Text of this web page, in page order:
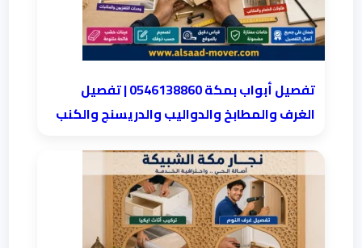
تفصيل أبواب بمكة 0546138860 | تفصيل
الغرف والمطابخ والدواليب والدريسنج والكنب